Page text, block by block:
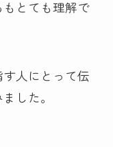
とても理解で
人にとって伝
した。